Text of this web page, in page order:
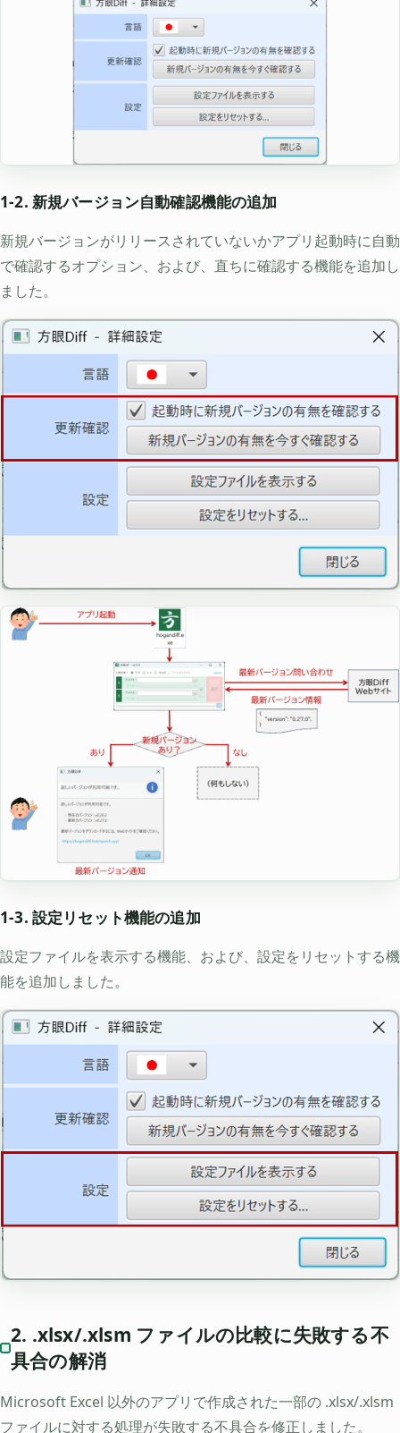
1-2. 新規バージョン自動確認機能の追加
新規バージョンがリリースされていないかアプリ起動時に自動
で確認するオプション、および、直ちに確認する機能を追加し
ました。
1-3. 設定リセット機能の追加
設定ファイルを表示する機能、および、設定をリセットする機
能を追加しました。
2. .xlsx/.xlsm ファイルの比較に失敗する不
具合の解消
Microsoft Excel 以外のアプリで作成された一部の .xlsx/.xlsm
ファイルに対する処理が失敗する不具合を修正しました。